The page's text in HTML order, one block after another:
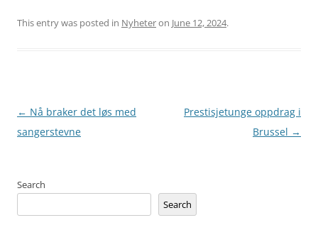
This entry was posted in Nyheteron June 12, 2024.
Post
navigation
← Nå braker det løs med
sangerstevne
Prestisjetunge oppdrag i
Brussel →
Search
Search